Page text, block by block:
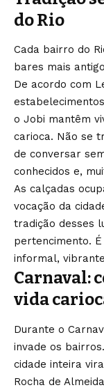
do Rio
Cada bairro do
bares mais
De acordo com
o Jobi mantêm
carioca. Não se
de conversar
conhecidos e,
As calçadas
vocação da
tradição desses
pertencimento.
informal,
Carnaval:
vida
Durante o
invade os
cidade inteira
Rocha de